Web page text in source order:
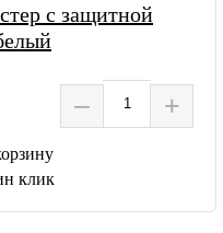
с защитной
– +
клик